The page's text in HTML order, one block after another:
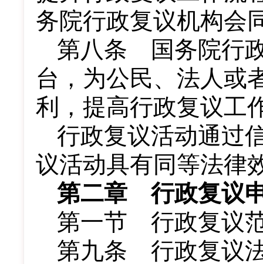
务院行政复议机构会
第八条 国务院行
台，为公民、法人或
利，提高行政复议工
行政复议活动通过
议活动具有同等法律
第二章 行政复议
第一节 行政复议
第九条 行政复议